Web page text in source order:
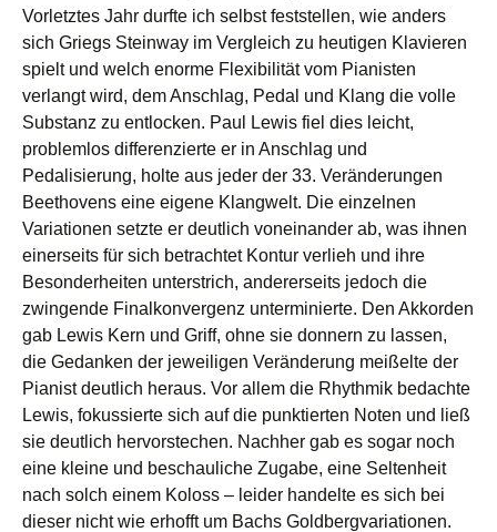
Vorletztes Jahr durfte ich selbst feststellen, wie anders
sich Griegs Steinway im Vergleich zu heutigen Klavieren
spielt und welch enorme Flexibilität vom Pianisten
verlangt wird, dem Anschlag, Pedal und Klang die volle
Substanz zu entlocken. Paul Lewis fiel dies leicht,
problemlos differenzierte er in Anschlag und
Pedalisierung, holte aus jeder der 33. Veränderungen
Beethovens eine eigene Klangwelt. Die einzelnen
Variationen setzte er deutlich voneinander ab, was ihnen
einerseits für sich betrachtet Kontur verlieh und ihre
Besonderheiten unterstrich, andererseits jedoch die
zwingende Finalkonvergenz unterminierte. Den Akkorden
gab Lewis Kern und Griff, ohne sie donnern zu lassen,
die Gedanken der jeweiligen Veränderung meißelte der
Pianist deutlich heraus. Vor allem die Rhythmik bedachte
Lewis, fokussierte sich auf die punktierten Noten und ließ
sie deutlich hervorstechen. Nachher gab es sogar noch
eine kleine und beschauliche Zugabe, eine Seltenheit
nach solch einem Koloss – leider handelte es sich bei
dieser nicht wie erhofft um Bachs Goldbergvariationen.